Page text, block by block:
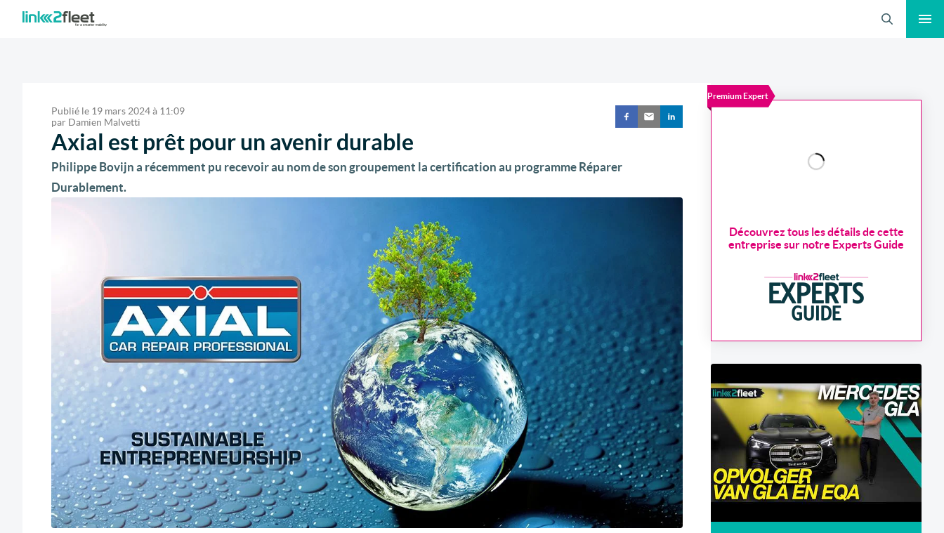
Publié le 19 mars 2024 à 11:09
par Damien Malvetti
Axial est prêt pour un avenir durable
Philippe Bovijn a récemment pu recevoir au nom de son groupement la certification au programme Réparer
Durablement.
Premium Expert
Découvrez tous les détails de cette
entreprise sur notre Experts Guide